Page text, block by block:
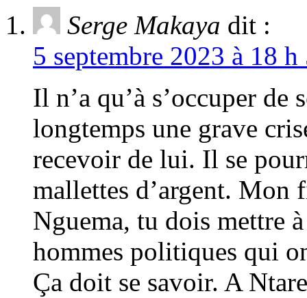
Serge Makaya dit :
5 septembre 2023 à 18
Il n’a qu’à s’occuper
longtemps une grave
recevoir de lui. Il se
mallettes d’argent.
Nguema, tu dois mettre
hommes politiques qui
Ça doit se savoir. A